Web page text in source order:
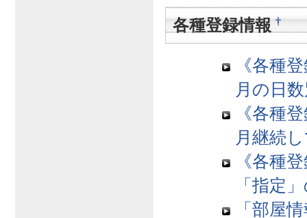
各種登録情報 †
《各種
月の日
《各種
月継続
《各種
「指定
「部屋